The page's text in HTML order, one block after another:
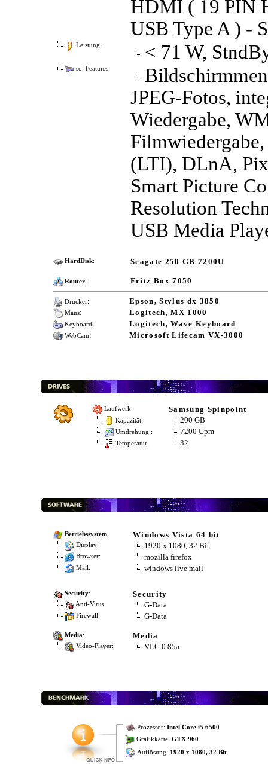
HDMI ( 19 PIN
USB Type A ) -
Leistung: < 71 W,
so. Features:
JPEG-Fotos,
Wiedergabe,
(LTI), DLnA,
Smart Picture
Resolution
USB Media
HardDisk: Seagate 250 GB 7200U
Router: Fritz Box 7050
Drucker: Epson, Stylus dx 3850
Maus: Logitech, MX 1000
Keyboard: Logitech, Wave Keyboard
WebCam: Microsoft Lifecam VX-3000
Laufwerk: Samsung Spinpoint
Kapazität: 200 GB
Umdrehung.: 7200 Upm
Temperatur: 32
Betriebssystem: Windows Vista 64 bit
Display: 1920 x 1080, 32 Bit
Browser: mozilla firefox
Mail: windows live mail
Security: Security
Anti-Virus: G-Data
Firewall: G-Data
Media: Media
Video-Player: VLC 0.85a
Prozessor: Intel Core i5 6500
Grafikkarte: GTX 960
Auflösung: 1920 x 1080, 32 Bit